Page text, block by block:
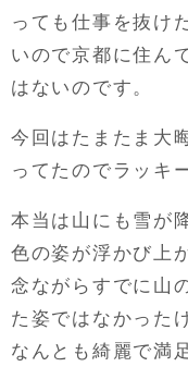
っても仕事を抜け
いので京都に住ん
はないのです。
今回はたまたま大
ってたのでラッキ
本当は山にも雪が
色の姿が浮かび上
念ながらすでに山
た姿ではなかった
なんとも綺麗で満